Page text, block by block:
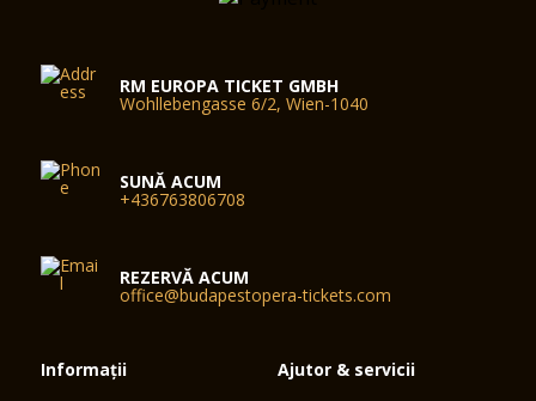
RM EUROPA TICKET GMBH
Wohllebengasse 6/2, Wien-1040
SUNĂ ACUM
+436763806708
REZERVĂ ACUM
office@budapestopera-tickets.com
Informații Ajutor & servicii